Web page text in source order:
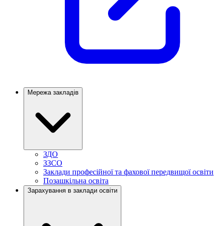
Мережа закладів
ЗДО
ЗЗСО
Заклади професійної та фахової передвищої освіти
Позашкільна освіта
Зарахування в заклади освіти